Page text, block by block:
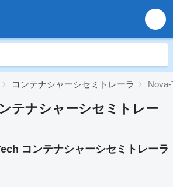
コンテナシャーシセミトレーラ
テナシャーシセミトレー
コンテナシャーシセミトレーラ